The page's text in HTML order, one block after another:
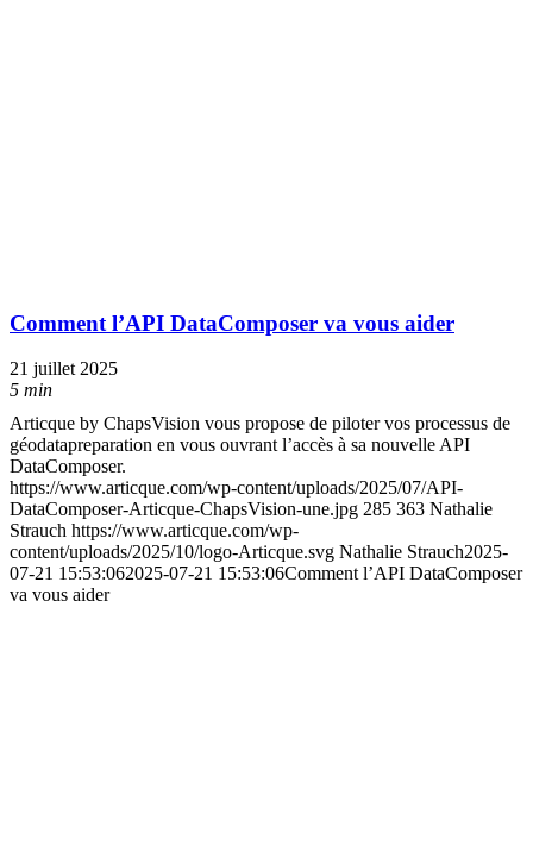
Comment l’API DataComposer va vous aider
21 juillet 2025
5 min
Articque by ChapsVision vous propose de piloter vos processus de
géodatapreparation en vous ouvrant l’accès à sa nouvelle API
DataComposer.
https://www.articque.com/wp-content/uploads/2025/07/API-
DataComposer-Articque-ChapsVision-une.jpg 285 363 Nathalie
Strauch https://www.articque.com/wp-
content/uploads/2025/10/logo-Articque.svg Nathalie Strauch2025-
07-21 15:53:062025-07-21 15:53:06Comment l’API DataComposer
va vous aider